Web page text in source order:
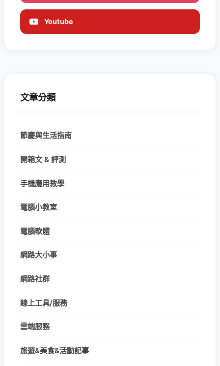
Youtube
文章分類
節慶與生活指南
開箱文 & 評測
手機應用教學
電腦小教室
電腦軟體
網路大小事
網路社群
線上工具/服務
雲端服務
旅遊&美食&活動記事